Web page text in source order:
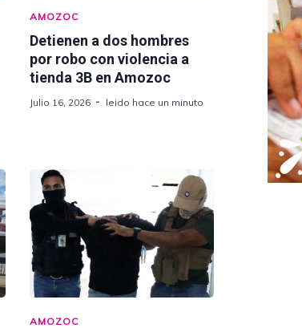
AMOZOC
Detienen a dos hombres
por robo con violencia a
tienda 3B en Amozoc
Julio 16, 2026 leido hace un minuto
AMOZOC